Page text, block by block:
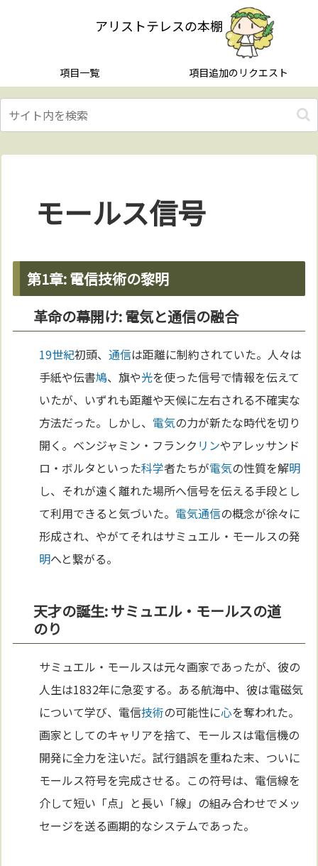
アリストテレスの本棚
項目一覧 項目追加のリクエスト
モールス信号
第1章: 電信技術の黎明
革命の幕開け: 電気と通信の融合
19世紀初頭、通信は距離に制約されていた。人々は
手紙や伝書鳩、旗や光を使った信号で情報を伝えて
いたが、いずれも距離や天候に左右される不確実な
方法だった。しかし、 電気の力が新たな時代を切り
開く。ベンジャミン・フランク リンやアレッサンド
ロ・ボルタといった科学者たちが電気の性質を解明
し、それが遠く離れた場所へ信号を伝える手段とし
て利用できると気づいた。 電気通信の概念が徐々に
形成され、やがてそれはサミュエル・モールスの発
明へと繋がる。
天才の誕生: サミュエル・モールスの道
のり
サミュエル・モールスは元々画家であったが、彼の
人生は1832年に急変する。ある航海中、彼は電磁気
について学び、電信技術の可能性に心を奪われた。
画家としてのキャリアを捨て、モールスは電信機の
開発に全力を注いだ。試行錯誤を重ねた末、ついに
モールス符号を完成させる。この符号は、電信線を
介して短い「点」と長い「線」の組み合わせでメッ
セージを送る画期的なシステムであった。